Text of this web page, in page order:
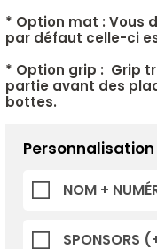
* Option mat : Vous
par défaut celle-ci
* Option grip : Grip
partie avant des
bottes.
Personnalisation
NOM +
SPONSORS